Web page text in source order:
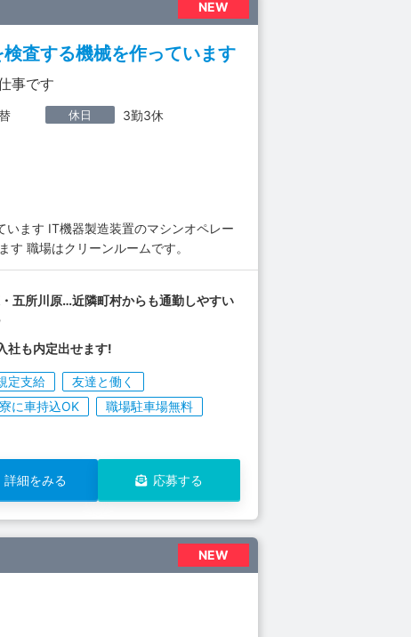
NEW
査する機械を作っています
事です
休日 3勤3休
ます IT機器製造装置のマシンオペレー
職場はクリーンルームです。
五所川原…近隣町村からも通勤しやすい
社も内定出せます!
定支給
友達と働く
寮に車持込OK
職場駐車場無料
詳細をみる 応募する
NEW